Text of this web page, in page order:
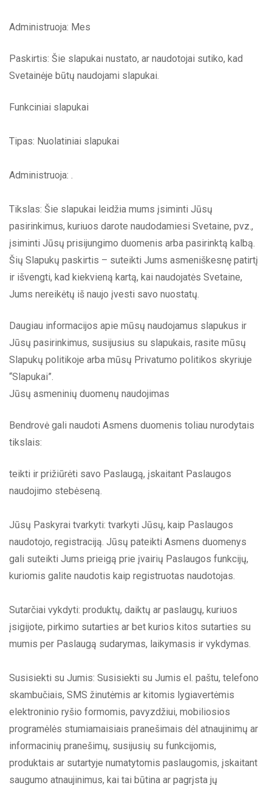
Administruoja: Mes
Paskirtis: Šie slapukai nustato, ar naudotojai sutiko, kad
Svetainėje būtų naudojami slapukai.
Funkciniai slapukai
Tipas: Nuolatiniai slapukai
Administruoja: .
Tikslas: Šie slapukai leidžia mums įsiminti Jūsų
pasirinkimus, kuriuos darote naudodamiesi Svetaine, pvz.,
įsiminti Jūsų prisijungimo duomenis arba pasirinktą kalbą.
Šių Slapukų paskirtis – suteikti Jums asmeniškesnę patirtį
ir išvengti, kad kiekvieną kartą, kai naudojatės Svetaine,
Jums nereikėtų iš naujo įvesti savo nuostatų.
Daugiau informacijos apie mūsų naudojamus slapukus ir
Jūsų pasirinkimus, susijusius su slapukais, rasite mūsų
Slapukų politikoje arba mūsų Privatumo politikos skyriuje
“Slapukai”.
Jūsų asmeninių duomenų naudojimas
Bendrovė gali naudoti Asmens duomenis toliau nurodytais
tikslais:
teikti ir prižiūrėti savo Paslaugą, įskaitant Paslaugos
naudojimo stebėseną.
Jūsų Paskyrai tvarkyti: tvarkyti Jūsų, kaip Paslaugos
naudotojo, registraciją. Jūsų pateikti Asmens duomenys
gali suteikti Jums prieigą prie įvairių Paslaugos funkcijų,
kuriomis galite naudotis kaip registruotas naudotojas.
Sutarčiai vykdyti: produktų, daiktų ar paslaugų, kuriuos
įsigijote, pirkimo sutarties ar bet kurios kitos sutarties su
mumis per Paslaugą sudarymas, laikymasis ir vykdymas.
Susisiekti su Jumis: Susisiekti su Jumis el. paštu, telefono
skambučiais, SMS žinutėmis ar kitomis lygiavertėmis
elektroninio ryšio formomis, pavyzdžiui, mobiliosios
programėlės stumiamaisiais pranešimais dėl atnaujinimų ar
informacinių pranešimų, susijusių su funkcijomis,
produktais ar sutartyje numatytomis paslaugomis, įskaitant
saugumo atnaujinimus, kai tai būtina ar pagrįsta jų